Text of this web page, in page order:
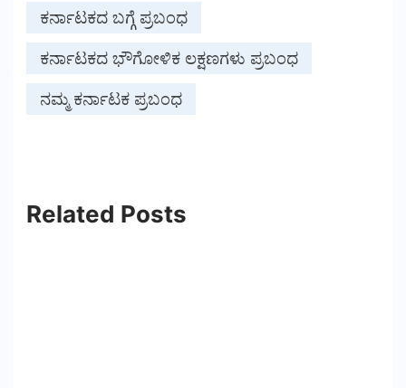
ಕರ್ನಾಟಕದ ಬಗ್ಗೆ ಪ್ರಬಂಧ
ಕರ್ನಾಟಕದ ಭೌಗೋಳಿಕ ಲಕ್ಷಣಗಳು ಪ್ರಬಂಧ
ನಮ್ಮ ಕರ್ನಾಟಕ ಪ್ರಬಂಧ
Related Posts